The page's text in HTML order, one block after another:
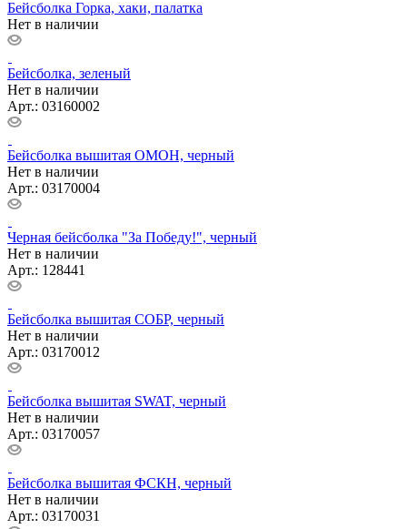
Бейсболка Горка, хаки, палатка
Нет в наличии
Бейсболка, зеленый
Нет в наличии
Арт.: 03160002
Бейсболка вышитая ОМОН, черный
Нет в наличии
Арт.: 03170004
Черная бейсболка "За Победу!", черный
Нет в наличии
Арт.: 128441
Бейсболка вышитая СОБР, черный
Нет в наличии
Арт.: 03170012
Бейсболка вышитая SWAT, черный
Нет в наличии
Арт.: 03170057
Бейсболка вышитая ФСКН, черный
Нет в наличии
Арт.: 03170031